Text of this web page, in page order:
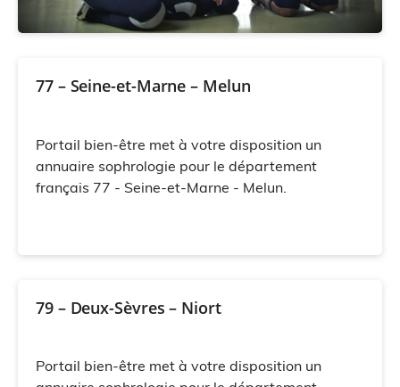
77 – Seine-et-Marne – Melun
Portail bien-être met à votre disposition un
annuaire sophrologie pour le département
français 77 - Seine-et-Marne - Melun.
79 – Deux-Sèvres – Niort
Portail bien-être met à votre disposition un